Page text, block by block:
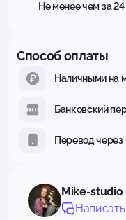
Не менее чем за
Способ оплаты
Наличными на
Банковский
Перевод
Mike-studio
Написать